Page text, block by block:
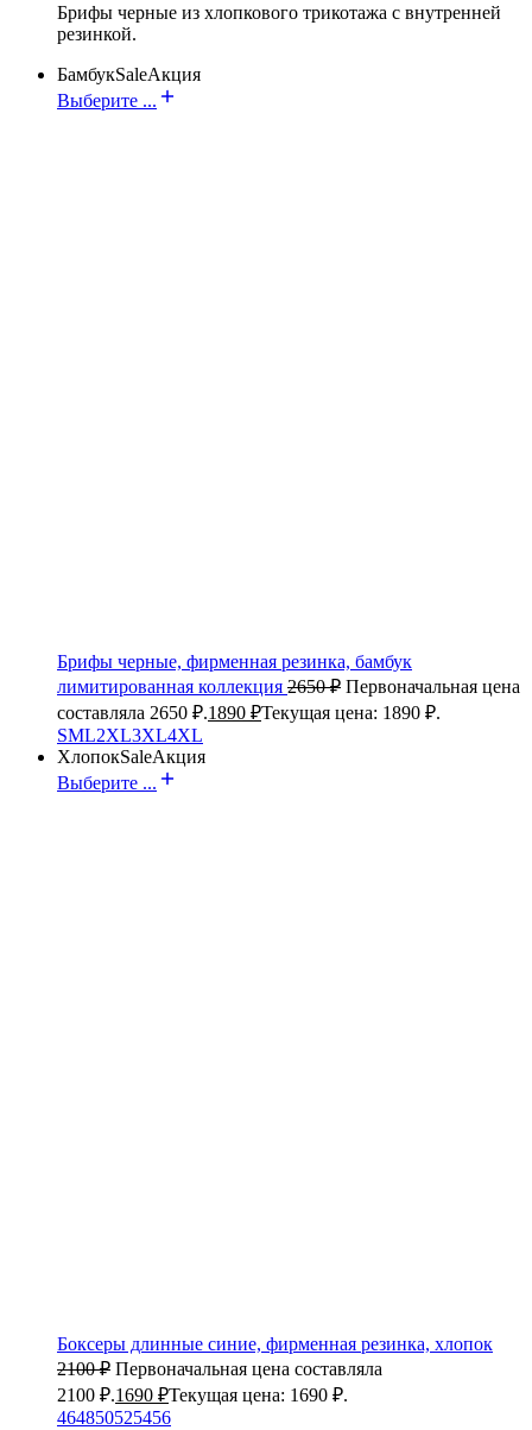
Брифы черные из хлопкового трикотажа с внутренней
резинкой.
БамбукSaleАкция
Выберите ...
Брифы черные, фирменная резинка, бамбук
лимитированная коллекция 2650₽ Первоначальная цена
составляла 2650 ₽.1890 ₽Текущая цена: 1890 ₽.
SML2XL3XL4XL
ХлопокSaleАкция
Выберите ...
Боксеры длинные синие, фирменная резинка, хлопок
2100₽ Первоначальная цена составляла
2100 ₽.1690 ₽Текущая цена: 1690 ₽.
464850525456